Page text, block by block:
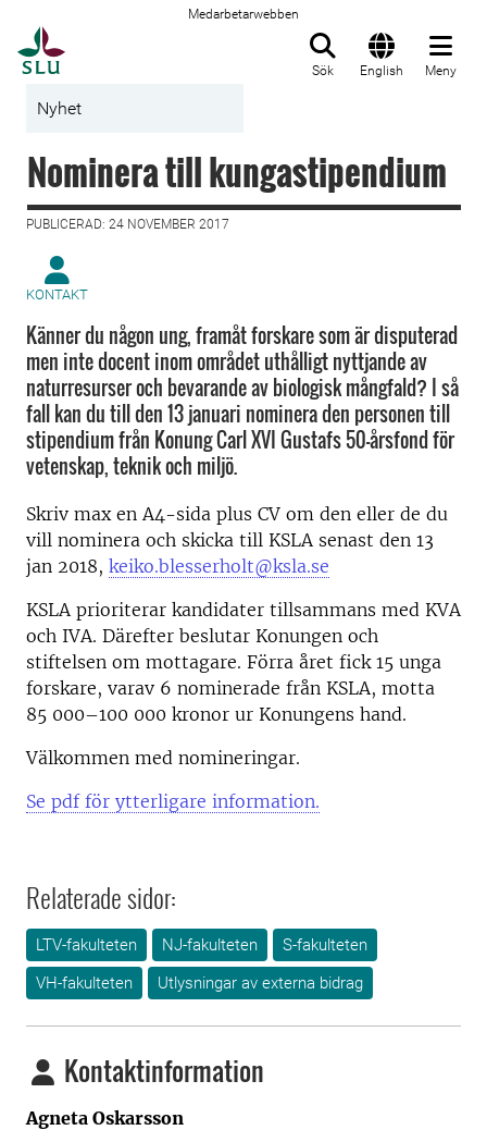
Medarbetarwebben
Sök English Meny
Nyhet
Nominera till kungastipendium
PUBLICERAD: 24 NOVEMBER 2017
KONTAKT
Känner du någon ung, framåt forskare som är disputerad
men inte docent inom området uthålligt nyttjande av
naturresurser och bevarande av biologisk mångfald? I så
fall kan du till den 13 januari nominera den personen till
stipendium från Konung Carl XVI Gustafs 50-årsfond för
vetenskap, teknik och miljö.
Skriv max en A4-sida plus CV om den eller de du
vill nominera och skicka till KSLA senast den 13
jan 2018, keiko.blesserholt@ksla.se
KSLA prioriterar kandidater tillsammans med KVA
och IVA. Därefter beslutar Konungen och
stiftelsen om mottagare. Förra året fick 15 unga
forskare, varav 6 nominerade från KSLA, motta
85 000–100 000 kronor ur Konungens hand.
Välkommen med nomineringar.
Se pdf för ytterligare information.
Relaterade sidor:
LTV-fakulteten NJ-fakulteten
S-fakulteten
VH-fakulteten
Utlysningar av externa bidrag
Kontaktinformation
Agneta Oskarsson